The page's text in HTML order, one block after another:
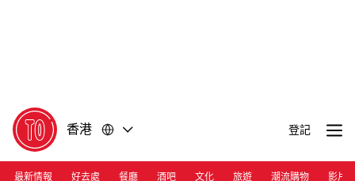
香港 登記
最新情報 好去處 餐廳 酒吧 文化 旅遊 潮流購物 影片